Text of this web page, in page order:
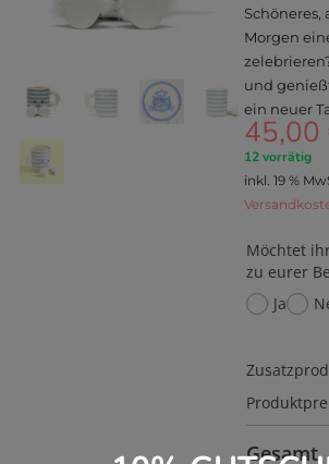
Schöneres,
Morgen
und
ein neuer
45,00
12 vorrätig
inkl. 19 %
Möchtet
zu eurer
Ja
Gesamt